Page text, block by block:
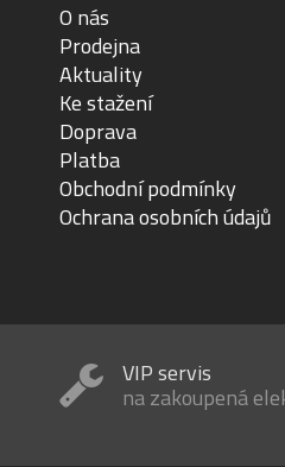
O nás
Prodejna
Aktuality
Ke stažení
Doprava
Platba
Obchodní podmínky
Ochrana osobních údajů
VIP servis
na zakoupená